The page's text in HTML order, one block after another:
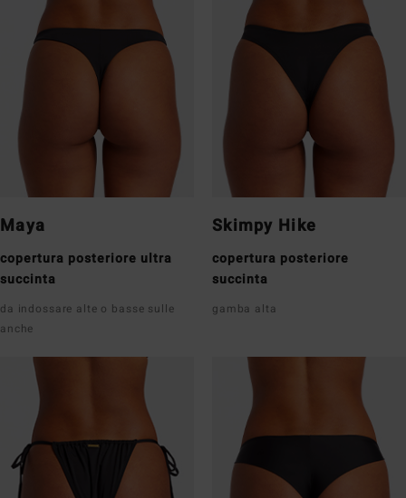
Maya
copertura posteriore ultra
succinta
da indossare alte o basse sulle
anche
Skimpy Hike
copertura posteriore
succinta
gamba alta